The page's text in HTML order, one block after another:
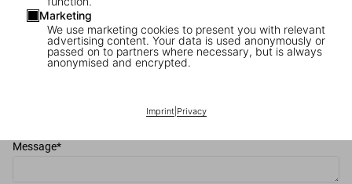
Marketing
We use marketing cookies to present you with relevant
advertising content. Your data is used anonymously or
passed on to partners where necessary, but is always
anonymised and encrypted.
Imprint| Privacy
Numéro de commande
Message*